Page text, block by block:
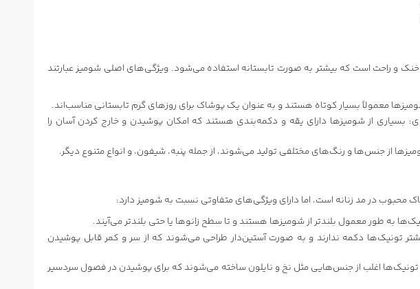
و راحت است که بیشتر به صورت تابستانه استفاده می‌شود. ویژگی‌های اصلی شومیز عبارتند
معمولاً بسیار کوتاه هستند و به عنوان یک پوشاک برای روزهای گرم تابستانی مناسب‌اند.
بسیاری از شومیز‌ها دارای یقه و دکمه‌بندی هستند که امکان پوشیدن و خارج کردن آسان را
از جنس‌ها و رنگ‌های مختلفی تولید می‌شوند، از جمله پنبه، شیفون، و انواع متنوع دیگر.
محبوب در مد زنانه است، اما دارای ویژگی‌های متفاوتی نسبت به شومیز دارد:
به طور معمول بلندتر از شومیز‌ها هستند و تا سطح زانوها یا حتی بلندتر می‌آیند.
تونیک‌ها دکمه ندارند و به صورت آستین‌دار طراحی می‌شوند که از سر و کمر قابل پوشیدن
اغلب از جنس‌هایی مثل نخ و نایلون ساخته می‌شوند که برای پوشیدن در فصول سردسیر